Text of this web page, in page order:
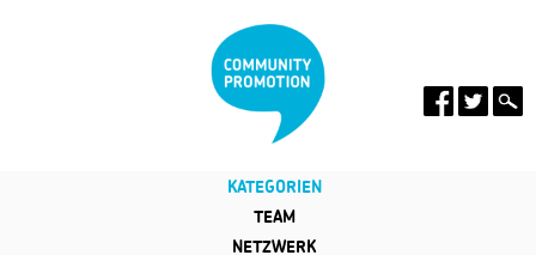
KATEGORIEN
TEAM
NETZWERK